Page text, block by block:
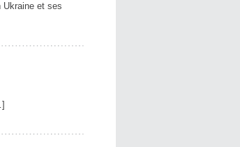
Ukraine et ses